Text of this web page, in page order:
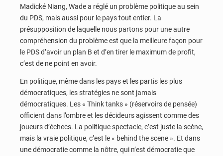
Madické Niang, Wade a réglé un problème politique au sein
du PDS, mais aussi pour le pays tout entier. La
présupposition de laquelle nous partons pour une autre
compréhension du problème est que la meilleure façon pour
le PDS d’avoir un plan B et d’en tirer le maximum de profit,
c’est de ne point en avoir.
En politique, même dans les pays et les partis les plus
démocratiques, les stratégies ne sont jamais
démocratiques. Les « Think tanks » (réservoirs de pensée)
officient dans l’ombre et les décideurs agissent comme des
joueurs d’échecs. La politique spectacle, c’est juste la scène,
mais la vraie politique, c’est le « behind the scene ». Et dans
une démocratie comme la nôtre, qui n’est démocratie que